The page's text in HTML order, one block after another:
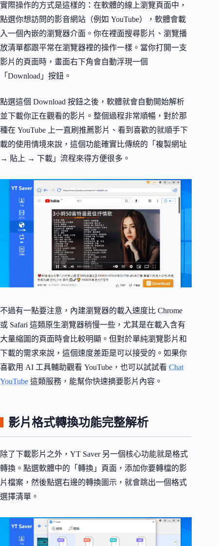
實際操作的方式是這樣的：在軟體的線上瀏覽頁面中，
點選你想訪問的影音網站（例如 YouTube），軟體會載
入一個內嵌的瀏覽器介面。你在裡面搜尋影片、瀏覽播
放清單都跟平常在瀏覽器裡的操作一樣。當你打開一支
影片的頁面時，畫面右下角會自動浮現一個
「Download」按鈕。
點選這個 Download 按鈕之後，軟體就會自動開始解析
並下載你正在觀看的影片。整個過程非常順暢，對於那
種在 YouTube 上一直刷推薦影片、看到喜歡的就順手下
載的使用情境來說，這個功能確實比傳統的「複製網址
→ 貼上 → 下載」流程來得方便很多。
不過有一點要注意，內建瀏覽器的載入速度比 Chrome
或 Safari 這類原生瀏覽器稍慢一些，尤其是在載入含有
大量縮圖的頁面時會比較明顯。但對於單純瀏覽影片和
下載的需求來說，這個速度差距是可以接受的。如果你
喜歡用 AI 工具輔助觀看 YouTube，也可以試試看 Chat
YouTube 這類服務，能幫你快速摘要影片內容。
影片格式轉換功能完整解析
除了下載影片之外，YT Saver 另一個核心功能就是格式
轉換。點選軟體中的「轉換」頁面，添加你要轉檔的影
片檔案，然後點選右邊的轉換圖示，就會跳出一個格式
選擇清單。